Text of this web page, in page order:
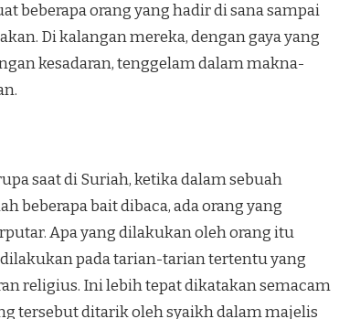
beberapa orang yang hadir di sana sampai
Di ka­langan mereka, dengan gaya yang
kesadaran, tenggelam dalam mak­na-
saat di Suriah, ketika da­lam sebuah
beberapa bait dibaca, ada orang yang
Apa yang di­lakukan oleh orang itu
pada tarian-tarian tertentu yang
religius. Ini lebih tepat dikatakan sema­cam
tersebut ditarik oleh syaikh dalam majelis